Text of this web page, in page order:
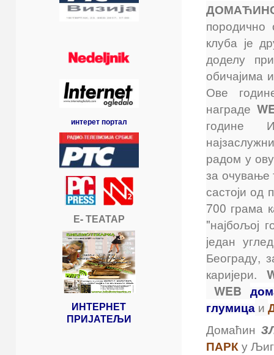
интерет портал
Е- ТЕАТАР
ИНТЕРНЕТ
ПРИЈАТЕЉИ
клуба је
доделу
обичајима
Ове
награде
године
радом у
за очување
састоји од
700 грама
"најбољој
један
Београду,
каријери.
WEB
глумица и
Домаћин
ПАРКу